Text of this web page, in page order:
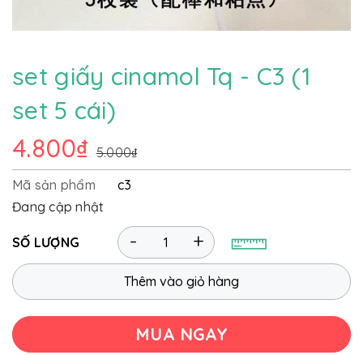
set giấy cinamol Tq - C3 (1
set 5 cái)
4.800₫ 5.000₫
Mã sản phẩm
c3
Đang cập nhật
SỐ LƯỢNG +
-
Thêm vào giỏ hàng
MUA NGAY